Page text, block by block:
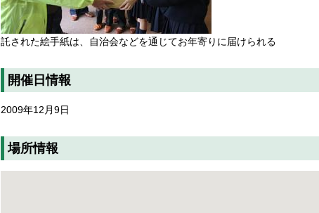
託された絵手紙は、自治会などを通じてお年寄りに届けられる
開催日情報
2009年12月9日
場所情報